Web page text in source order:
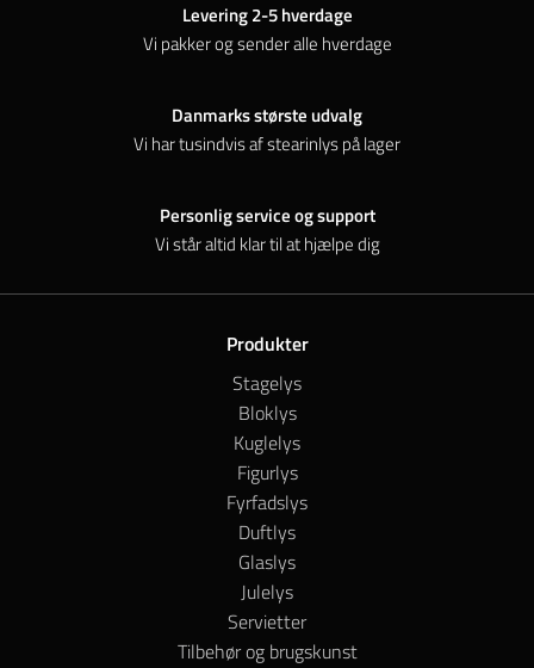
Levering 2-5 hverdage
Vi pakker og sender alle hverdage
Danmarks største udvalg
Vi har tusindvis af stearinlys på lager
Personlig service og support
Vi står altid klar til at hjælpe dig
Produkter
Stagelys
Bloklys
Kuglelys
Figurlys
Fyrfadslys
Duftlys
Glaslys
Julelys
Servietter
Tilbehør og brugskunst